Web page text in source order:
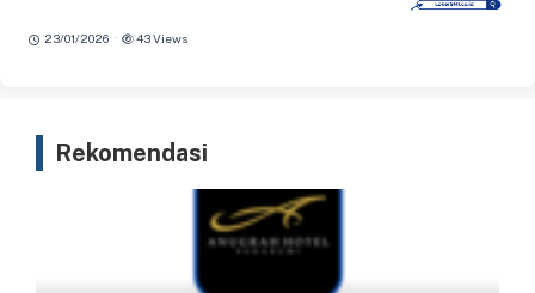
23/01/2026 · 43 Views
Rekomendasi